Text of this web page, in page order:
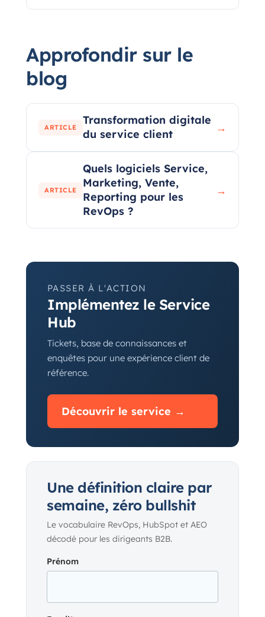
Approfondir sur le
blog
ARTICLE
Transformation digitale
du service client
→
ARTICLE
Quels logiciels Service,
Marketing, Vente,
Reporting pour les
RevOps ?
→
PASSER À L'ACTION
Implémentez le Service
Hub
Tickets, base de connaissances et
enquêtes pour une expérience client de
référence.
Découvrir le service →
Une définition claire par
semaine, zéro bullshit
Le vocabulaire RevOps, HubSpot et AEO
décodé pour les dirigeants B2B.
Prénom